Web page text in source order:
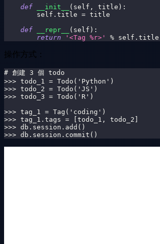
def
__init__ ( self , title ) :
        self
. title = title
def
__repr__ ( self ) :
return
'<Tag %r>' % self . title
操作方式：
# 創建 3 個 todo
>>> todo_1 = Todo('Python')
>>> todo_2 = Todo('JS')
>>> todo_3 = Todo('R')
>>> tag_1 = Tag('coding')
>>> tag_1.tags = [todo_1, todo_2]
>>> db.session.add()
>>> db.session.commit()